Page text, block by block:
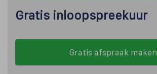
Gratis inloopspreekuur
Gratis afspraak maken